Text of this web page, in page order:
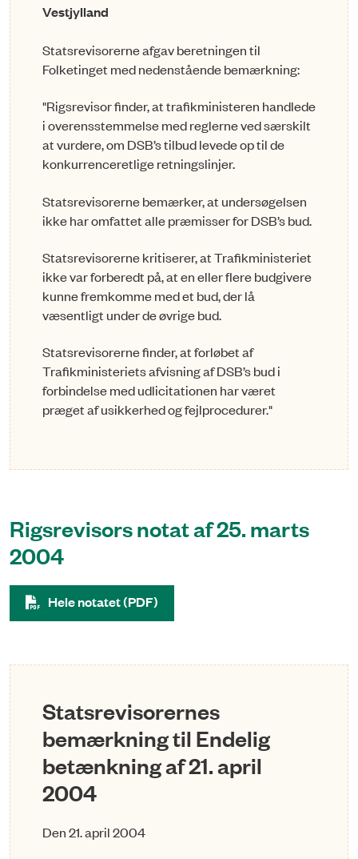
Vestjylland
Statsrevisorerne afgav beretningen til
Folketinget med nedenstående bemærkning:
"Rigsrevisor finder, at trafikministeren handlede
i overensstemmelse med reglerne ved særskilt
at vurdere, om DSB’s tilbud levede op til de
konkurrenceretlige retningslinjer.
Statsrevisorerne bemærker, at undersøgelsen
ikke har omfattet alle præmisser for DSB’s bud.
Statsrevisorerne kritiserer, at Trafikministeriet
ikke var forberedt på, at en eller flere budgivere
kunne fremkomme med et bud, der lå
væsentligt under de øvrige bud.
Statsrevisorerne finder, at forløbet af
Trafikministeriets afvisning af DSB’s bud i
forbindelse med udlicitationen har været
præget af usikkerhed og fejlprocedurer."
Rigsrevisors notat af 25. marts
2004
Hele notatet (PDF)
Statsrevisorernes
bemærkning til Endelig
betænkning af 21. april
2004
Den 21. april 2004